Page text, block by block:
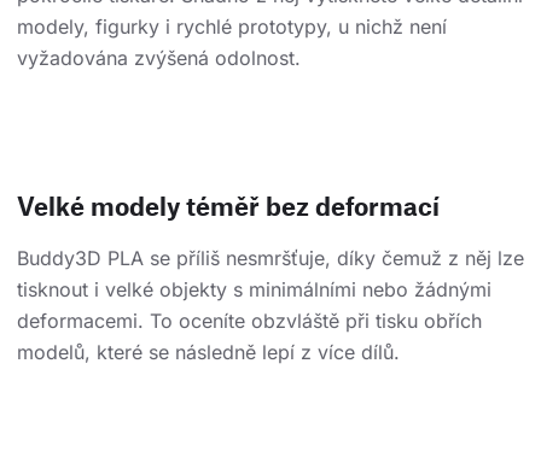
modely, figurky i rychlé prototypy, u nichž není
vyžadována zvýšená odolnost.
Velké modely téměř bez deformací
Buddy3D PLA se příliš nesmršťuje, díky čemuž z něj lze
tisknout i velké objekty s minimálními nebo žádnými
deformacemi. To oceníte obzvláště při tisku obřích
modelů, které se následně lepí z více dílů.